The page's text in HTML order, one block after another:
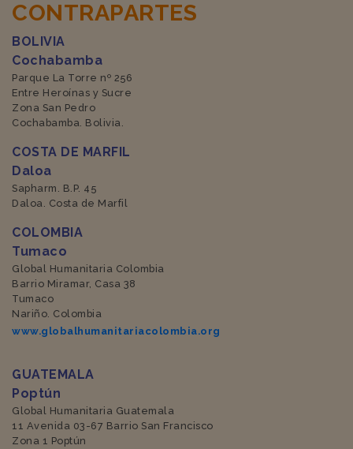
CONTRAPARTES
BOLIVIA
Cochabamba
Parque La Torre nº 256
Entre Heroínas y Sucre
Zona San Pedro
Cochabamba. Bolivia.
COSTA DE MARFIL
Daloa
Sapharm. B.P. 45
Daloa. Costa de Marfil
COLOMBIA
Tumaco
Global Humanitaria Colombia
Barrio Miramar, Casa 38
Tumaco
Nariño. Colombia
www.globalhumanitariacolombia.org
GUATEMALA
Poptún
Global Humanitaria Guatemala
11 Avenida 03-67 Barrio San Francisco
Zona 1 Poptún